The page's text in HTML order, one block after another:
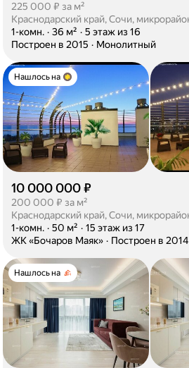
225 000 ₽ за м²
1-комн. · 36 м² · 5 этаж из 16
Построен в 2015 · Монолитный
Нашлось на
10 000 000 ₽
200 000 ₽ за м²
1-комн. · 50 м² · 15 этаж из 17
ЖК «Бочаров Маяк» · Построен в 2014
Нашлось на